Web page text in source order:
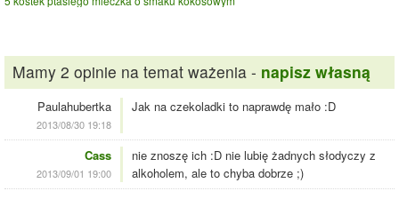
Mamy 2 opinie na temat ważenia - napisz własną
Paulahubertka
2013/08/30 19:18
Jak na czekoladki to naprawdę mało :D
Cass
2013/09/01 19:00
nie znoszę ich :D nie lubię żadnych słodyczy z
alkoholem, ale to chyba dobrze ;)